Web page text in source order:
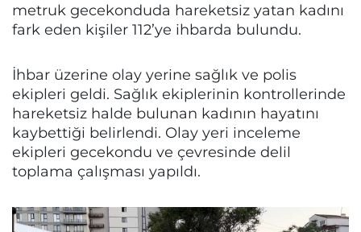
metruk gecekonduda hareketsiz yatan kadını
fark eden kişiler 112’ye ihbarda bulundu.
İhbar üzerine olay yerine sağlık ve polis
ekipleri geldi. Sağlık ekiplerinin kontrollerinde
hareketsiz halde bulunan kadının hayatını
kaybettiği belirlendi. Olay yeri inceleme
ekipleri gecekondu ve çevresinde delil
toplama çalışması yapıldı.